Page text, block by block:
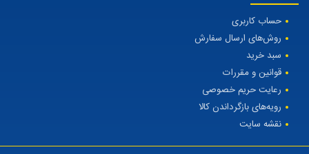
حساب کاربری
روش‌های ارسال سفارش
سبد خرید
قوانین و مقررات
رعایت حریم خصوصی
رویه‌های بازگرداندن کالا
نقشه سایت